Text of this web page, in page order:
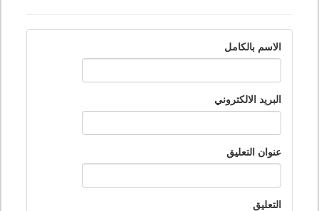
الاسم بالكامل
البريد الالكتروني
عنوان التعليق
التعليق